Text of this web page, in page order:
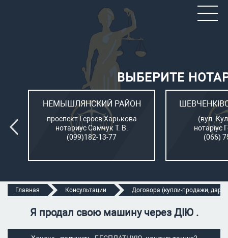
ВЫБЕРИТЕ
НЕМЫШЛЯНСКИЙ РАЙОН
проспект Героев Харькова
нотариус Самчук Т. В.
(099)182-13-77
(вул.
нотаріус
(066)
Главная Консультации Договора (купли-продажи,
Я продал свою машину через ДІЮ .